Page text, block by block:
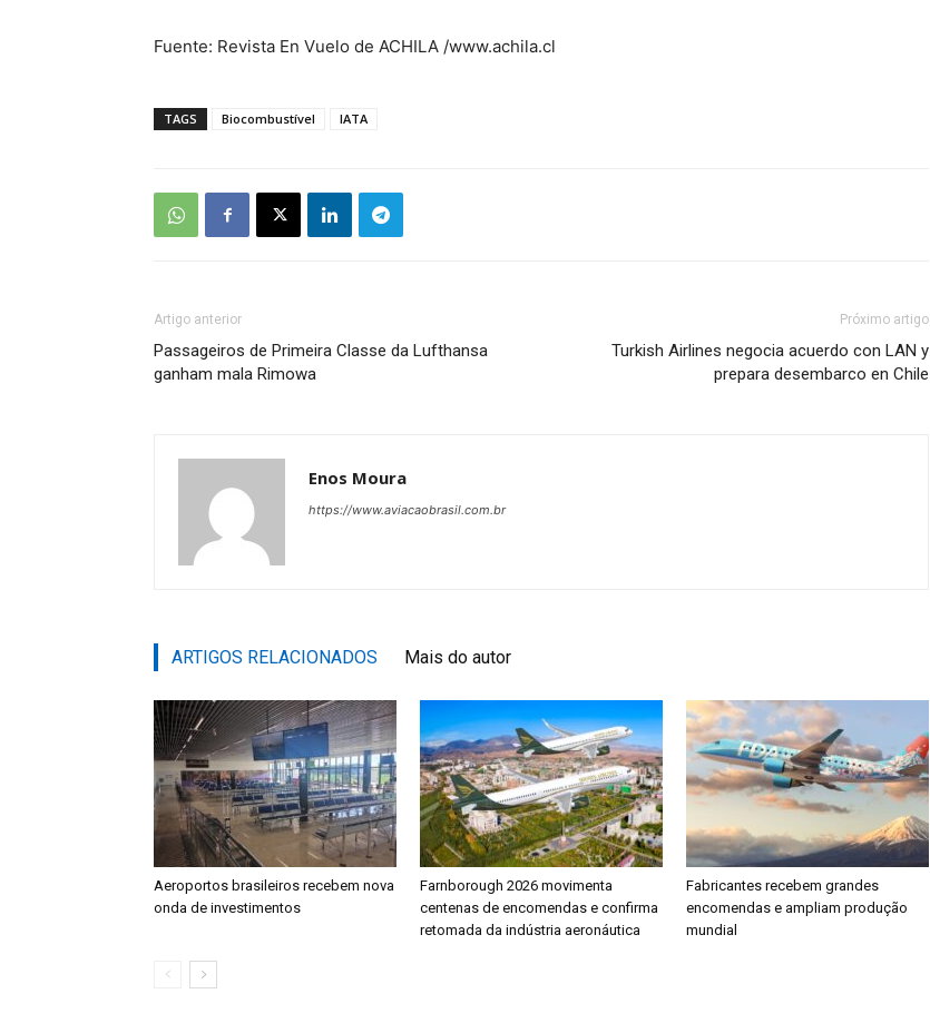
Fuente: Revista En Vuelo de ACHILA /www.achila.cl
TAGS Biocombustível IATA
Artigo anterior
Passageiros de Primeira Classe da Lufthansa
ganham mala Rimowa
Próximo artigo
Turkish Airlines negocia acuerdo con LAN y
prepara desembarco en Chile
Enos Moura
https://www.aviacaobrasil.com.br
ARTIGOS RELACIONADOS Mais do autor
Aeroportos brasileiros recebem nova
onda de investimentos
Farnborough 2026 movimenta
centenas de encomendas e confirma
retomada da indústria aeronáutica
Fabricantes recebem grandes
encomendas e ampliam produção
mundial